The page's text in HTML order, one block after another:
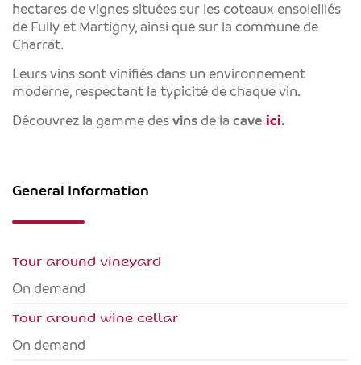
hectares de vignes situées sur les coteaux ensoleillés
de Fully et Martigny, ainsi que sur la commune de
Charrat.
Leurs vins sont vinifiés dans un environnement
moderne, respectant la typicité de chaque vin.
Découvrez la gamme des vins de la cave ici.
General Information
Tour around vineyard
On demand
Tour around wine cellar
On demand